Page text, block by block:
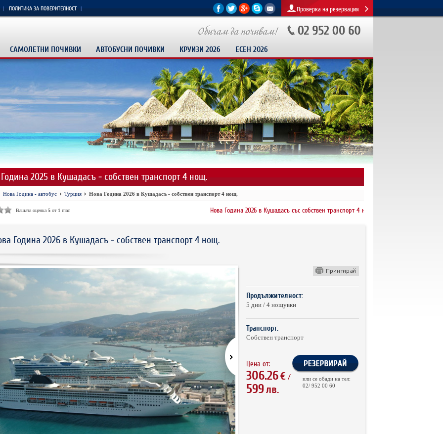
ПОЛИТИКА ЗА ПОВЕРИТЕЛНОСТ Проверка на резервация
САМОЛЕТНИ ПОЧИВКИ АВТОБУСНИ ПОЧИВКИ КРУИЗИ 2026 ЕСЕН 2026
2025 в Кушадасъ - собствен транспорт 4 нощ.
Нова Година - автобус Турция Нова Година 2026 в Кушадасъ - собствен транспорт 4 нощ.
Вашата оценка 5от 1 глас Нова Година 2026 в Кушадасъ със собствен транспорт 4 нощувки
Година 2026 в Кушадасъ - собствен транспорт 4 нощ.
Продължителност:
5 дни / 4 нощувки
Транспорт:
Собствен транспорт
Цена от:
306.26€/
599лв.
или се обади на тел:
02/ 952 00 60